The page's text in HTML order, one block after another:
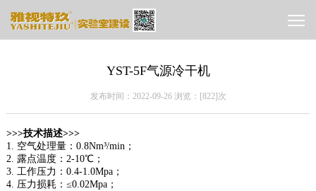
YST-5F气源冷干机
发布时间：2022-09-26 浏览：[822]次
>>>技术描述>>>
1. 空气处理量：0.8Nm³/min；
2. 露点温度：2-10℃；
3. 工作压力：0.4-1.0Mpa；
4. 压力损耗：≤0.02Mpa；